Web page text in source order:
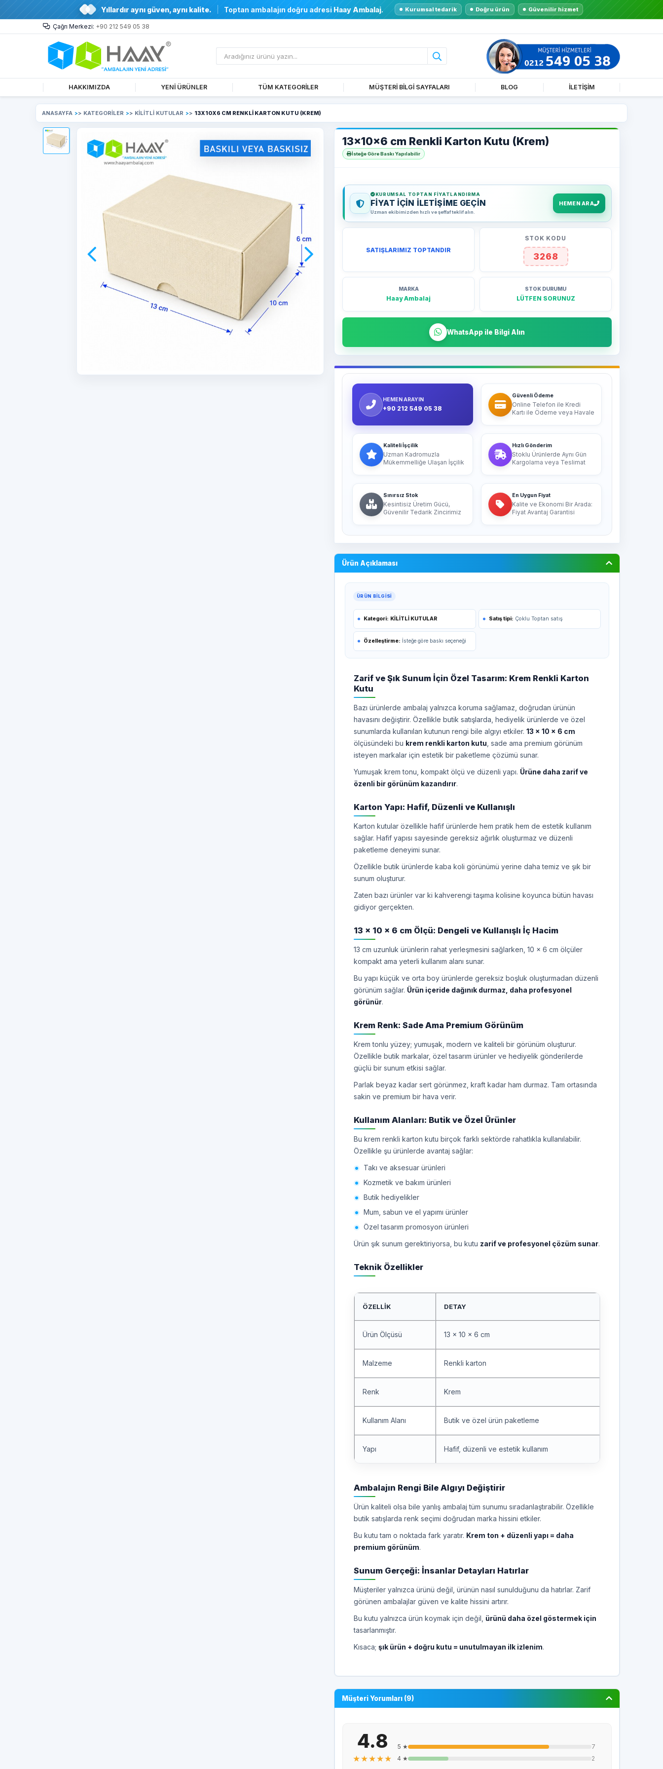
Yıllardır aynı güven, aynı kalite. Toptan ambalajın doğru adresi Haay Ambalaj. Kurumsal tedarik Doğru ürün Güvenilir hizmet
Çağrı Merkezi: +90 212 549 05 38
HAKKIMIZDA YENİ ÜRÜNLER TÜM KATEGORİLER MÜŞTERİ BİLGİ SAYFALARI BLOG İLETİŞİM
ANASAYFA > KATEGORİLER > KİLİTLİ KUTULAR > 13X10X6 CM RENKLI KARTON KUTU (KREM)
13x10x6 cm Renkli Karton Kutu (Krem)
İsteğe Göre Baskı Yapılabilir
KURUMSAL TOPTAN FIYATLANDIRMA
FİYAT İÇİN İLETİŞİME GEÇİN
Uzman ekibimizden hızlı ve şeffaf teklif alın.
HEMEN ARA
SATIŞLARIMIZ TOPTANDIR
STOK KODU
3268
MARKA
Haay Ambalaj
STOK DURUMU
LÜTFEN SORUNUZ
WhatsApp ile Bilgi Alın
HEMEN ARAYIN
+90 212 549 05 38
Güvenli Ödeme
Online Telefon ile Kredi
Kartı ile Ödeme veya Havale
Kaliteli İşçilik
Uzman Kadromuzla
Mükemmelliğe Ulaşan İşçilik
Hızlı Gönderim
Stoklu Ürünlerde Aynı Gün
Kargolama veya Teslimat
Sınırsız Stok
Kesintisiz Üretim Gücü,
Güvenilir Tedarik Zincirimiz
En Uygun Fiyat
Kalite ve Ekonomi Bir Arada:
Fiyat Avantaj Garantisi
Ürün Açıklaması
ÜRÜN BILGISI
Kategori: KİLİTLİ KUTULAR Satış tipi: Çoklu Toptan satış
Özelleştirme: İsteğe göre baskı seçeneği
Zarif ve Şık Sunum İçin Özel Tasarım: Krem Renkli Karton
Kutu
Bazı ürünlerde ambalaj yalnızca koruma sağlamaz, doğrudan ürünün
havasını değiştirir. Özellikle butik satışlarda, hediyelik ürünlerde ve özel
sunumlarda kullanılan kutunun rengi bile algıyı etkiler. 13 x 10 x 6 cm
ölçüsündeki bu krem renkli karton kutu , sade ama premium görünüm
isteyen markalar için estetik bir paketleme çözümü sunar.
Yumuşak krem tonu, kompakt ölçü ve düzenli yapı. Ürüne daha zarif ve
özenli bir görünüm kazandırır.
Karton Yapı: Hafif, Düzenli ve Kullanışlı
Karton kutular özellikle hafif ürünlerde hem pratik hem de estetik kullanım
sağlar. Hafif yapısı sayesinde gereksiz ağırlık oluşturmaz ve düzenli
paketleme deneyimi sunar.
Özellikle butik ürünlerde kaba koli görünümü yerine daha temiz ve şık bir
sunum oluşturur.
Zaten bazı ürünler var ki kahverengi taşıma kolisine koyunca bütün havası
gidiyor gerçekten.
13 x 10 x 6 cm Ölçü: Dengeli ve Kullanışlı İç Hacim
13 cm uzunluk ürünlerin rahat yerleşmesini sağlarken, 10 x 6 cm ölçüler
kompakt ama yeterli kullanım alanı sunar.
Bu yapı küçük ve orta boy ürünlerde gereksiz boşluk oluşturmadan düzenli
görünüm sağlar. Ürün içeride dağınık durmaz, daha profesyonel
görünür.
Krem Renk: Sade Ama Premium Görünüm
Krem tonlu yüzey; yumuşak, modern ve kaliteli bir görünüm oluşturur.
Özellikle butik markalar, özel tasarım ürünler ve hediyelik gönderilerde
güçlü bir sunum etkisi sağlar.
Parlak beyaz kadar sert görünmez, kraft kadar ham durmaz. Tam ortasında
sakin ve premium bir hava verir.
Kullanım Alanları: Butik ve Özel Ürünler
Bu krem renkli karton kutu birçok farklı sektörde rahatlıkla kullanılabilir.
Özellikle şu ürünlerde avantaj sağlar:
Takı ve aksesuar ürünleri
Kozmetik ve bakım ürünleri
Butik hediyelikler
Mum, sabun ve el yapımı ürünler
Özel tasarım promosyon ürünleri
Ürün şık sunum gerektiriyorsa, bu kutu zarif ve profesyonel çözüm sunar.
Teknik Özellikler
ÖZELLIK DETAY
Ürün Ölçüsü 13 x 10 x 6 cm
Malzeme Renkli karton
Renk Krem
Kullanım Alanı Butik ve özel ürün paketleme
Yapı Hafif, düzenli ve estetik kullanım
Ambalajın Rengi Bile Algıyı Değiştirir
Ürün kaliteli olsa bile yanlış ambalaj tüm sunumu sıradanlaştırabilir. Özellikle
butik satışlarda renk seçimi doğrudan marka hissini etkiler.
Bu kutu tam o noktada fark yaratır. Krem ton + düzenli yapı = daha
premium görünüm.
Sunum Gerçeği: İnsanlar Detayları Hatırlar
Müşteriler yalnızca ürünü değil, ürünün nasıl sunulduğunu da hatırlar. Zarif
görünen ambalajlar güven ve kalite hissini artırır.
Bu kutu yalnızca ürün koymak için değil, ürünü daha özel göstermek için
tasarlanmıştır.
Kısaca; şık ürün + doğru kutu = unutulmayan ilk izlenim.
Müşteri Yorumları (9)
4.8
★★★★★
5 ★
7
4 ★
2